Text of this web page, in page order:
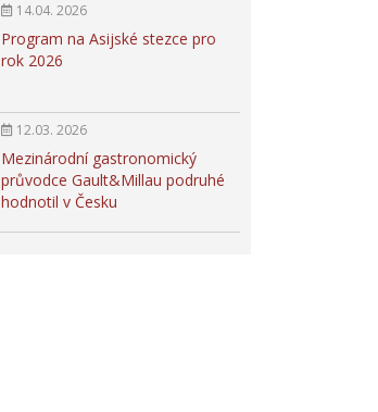
14.04. 2026
Program na Asijské stezce pro
rok 2026
12.03. 2026
Mezinárodní gastronomický
průvodce Gault&Millau podruhé
hodnotil v Česku